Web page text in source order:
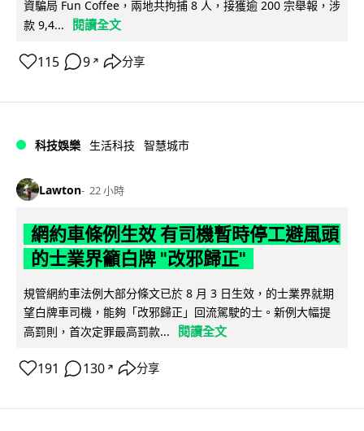
資騙局 Fun Coffee，兩地共拘捕 8 人，接獲逾 200 宗舉報，涉
款 9,4...
閱讀全文
115 9 ↗ 分享
科技娛樂 生活科技 智慧城市
Lawton 22 小時
網約車條例生效 有司機暫時停工避風頭
的士業界籲白牌 "改邪歸正"
規管網約車法例大部分條文已於 8 月 3 日生效，的士業界就期
望白牌車司機，能夠「改邪歸正」回流駕駛的士。新例大幅提
高罰則，首次定罪最高罰款...
閱讀全文
191 130 ↗ 分享